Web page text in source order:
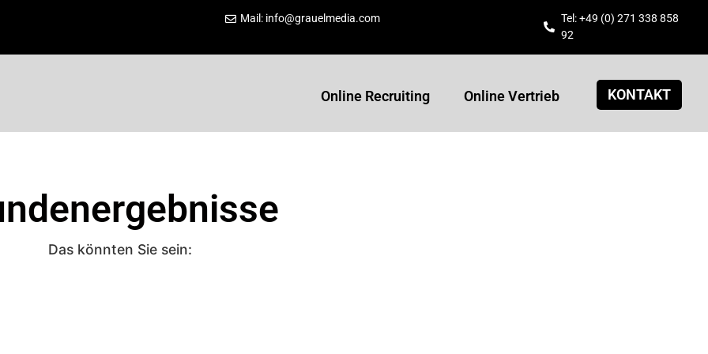
Mail: info@grauelmedia.com
Tel: +49 (0) 271 338 858
92
Online Recruiting Online Vertrieb KONTAKT
Das könnten Sie sein: